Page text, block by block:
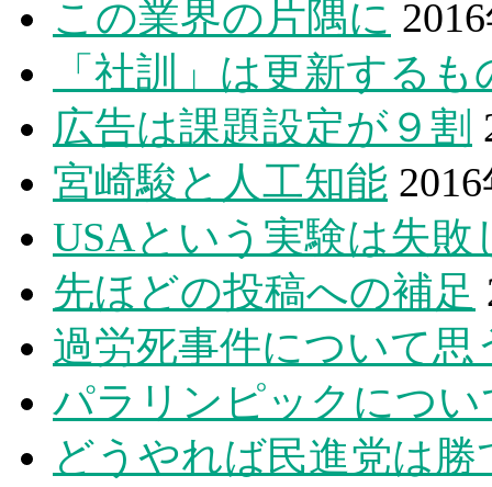
この業界の片隅に
「社訓」は更新するも
広告は課題設定が９割
宮崎駿と人工知能
USAという実験は失敗
先ほどの投稿への補足
過労死事件について思
パラリンピックにつ
どうやれば民進党は勝